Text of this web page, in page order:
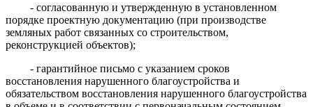
- согласованную и утвержденную в установленном
порядке проектную документацию (при производстве
земляных работ связанных со строительством,
реконструкцией объектов);
- гарантийное письмо с указанием сроков
восстановления нарушенного благоустройства и
обязательством восстановления нарушенного благоустройства